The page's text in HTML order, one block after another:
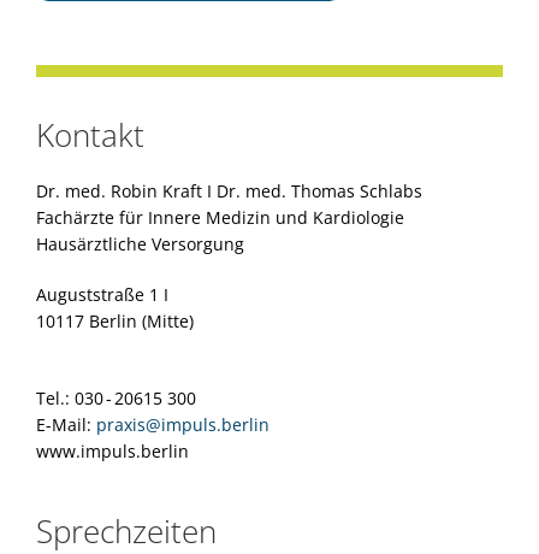
Kontakt
Dr. med. Robin Kraft I Dr. med. Thomas Schlabs
Fachärzte für Innere Medizin und Kardiologie
Hausärztliche Versorgung
Auguststraße 1 I
10117 Berlin (Mitte)
Tel.: 030 - 20615 300
E-Mail: praxis@impuls.berlin
www.impuls.berlin
Sprechzeiten